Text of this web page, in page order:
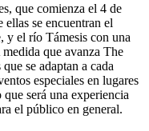
que comienza el 4 de
se encuentran el
y el río Támesis con una
que avanza The
se adaptan a cada
especiales en lugares
será una experiencia
el público en general.